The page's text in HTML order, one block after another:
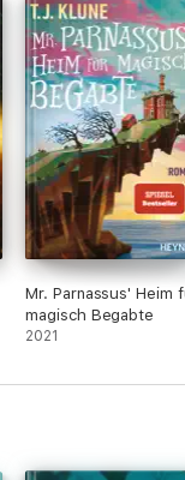
Mr. Parnassus' Heim
magisch Begabte
2021